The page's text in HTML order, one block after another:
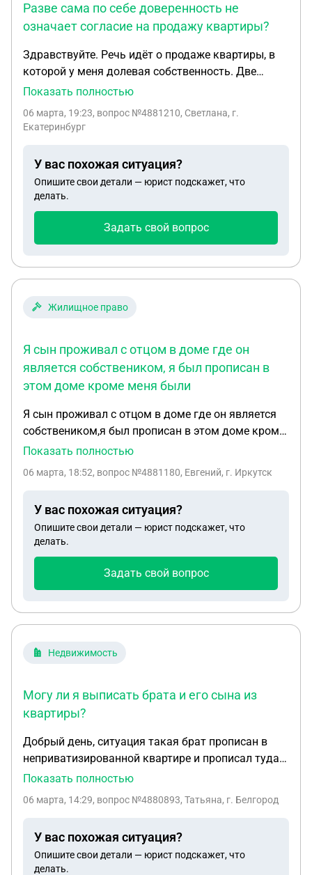
Разве сама по себе доверенность не
означает согласие на продажу квартиры?
Здравствуйте. Речь идёт о продаже квартиры, в
которой у меня долевая собственность. Две
другие доли принадлежат близким
сделку приехать не смогу. Сделку будет
квартиры и получение денежных средств на
одного из родственников у нотариуса в своем
городе, и мой нотариус передаст её нотариусу
родственников (по месту расположения
квартиры), который распечатает и подпишет
занимается продажей квартиры, сказала, что
документ - согласие на продажу квартиры.
Разве сама по себе доверенность не означает
согласие на продажу квартиры?
Показать полностью
06 марта, 19:23, вопрос №4881210, Светлана, г.
Екатеринбург
У вас похожая ситуация?
Опишите свои детали — юрист подскажет, что
делать.
Задать свой вопрос
Жилищное право
Я сын проживал с отцом в доме где он
является собствеником, я был прописан в
этом доме кроме меня были
Я сын проживал с отцом в доме где он является
собствеником,я был прописан в этом доме кроме
меня были прописаны две мой сестры и
отцом в течении 10 лет делали
решил расписатся со своей будущей женой ,отец
отказал чтобы она жила в его доме,я переехал к
ней,в течении года мы не общались с отцом,за это
суд,про засидании суда я также ни чего не знал,в
сведетилем подтвердил его слова мой старший
какой помощи,как мне поступить в этой ситуации
Показать полностью
06 марта, 18:52, вопрос №4881180, Евгений, г. Иркутск
У вас похожая ситуация?
Опишите свои детали — юрист подскажет, что
делать.
Задать свой вопрос
Недвижимость
Могу ли я выписать брата и его сына из
квартиры?
Добрый день, ситуация такая брат прописан в
неприватизированной квартире и прописал туда
ещё и своего несовершеннолетнего сына. Сейчас
никогда и не заселялся в эту квартиру и
брата и его сына из квартиры?
Показать полностью
06 марта, 14:29, вопрос №4880893, Татьяна, г. Белгород
У вас похожая ситуация?
Опишите свои детали — юрист подскажет, что
делать.